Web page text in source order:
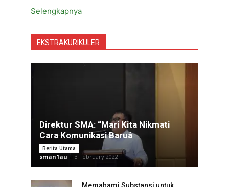
Selengkapnya
EKSTRAKURIKULER
Direktur SMA: “Mari Kita Nikmati
Cara Komunikasi Baruâ
Berita Utama
sman1au â 3 February 2022